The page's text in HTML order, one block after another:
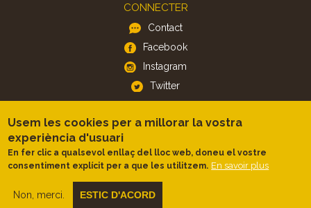
CONNECTER
Contact
Facebook
Instagram
Twitter
APP
Android
Usem les cookies per a millorar la vostra
experiència d'usuari
En fer clic a qualsevol enllaç del lloc web, doneu el vostre
consentiment explícit per a que les utilitzem. En savoir plus
Non, merci. ESTIC D'ACORD